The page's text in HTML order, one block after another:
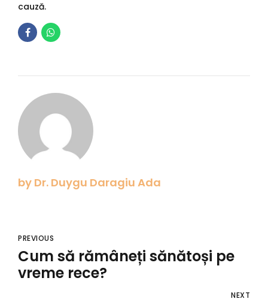
cauză.
by Dr. Duygu Daragiu Ada
PREVIOUS
Cum să rămâneți sănătoși pe
vreme rece?
NEXT